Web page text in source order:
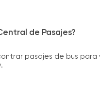
de Pasajes?
pasajes de bus